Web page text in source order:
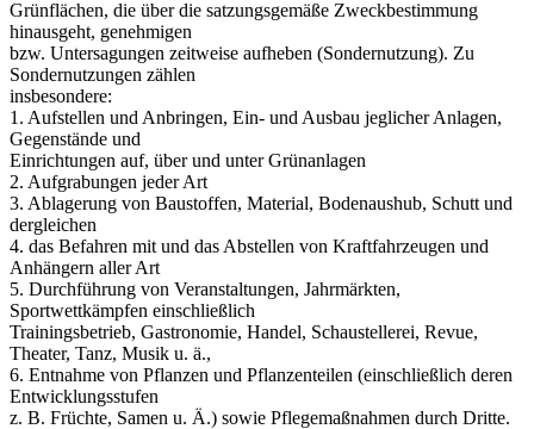
Grünflächen, die über die satzungsgemäße Zweckbestimmung
hinausgeht, genehmigen
bzw. Untersagungen zeitweise aufheben (Sondernutzung). Zu
Sondernutzungen zählen
insbesondere:
1. Aufstellen und Anbringen, Ein- und Ausbau jeglicher Anlagen,
Gegenstände und
Einrichtungen auf, über und unter Grünanlagen
2. Aufgrabungen jeder Art
3. Ablagerung von Baustoffen, Material, Bodenaushub, Schutt und
dergleichen
4. das Befahren mit und das Abstellen von Kraftfahrzeugen und
Anhängern aller Art
5. Durchführung von Veranstaltungen, Jahrmärkten,
Sportwettkämpfen einschließlich
Trainingsbetrieb, Gastronomie, Handel, Schaustellerei, Revue,
Theater, Tanz, Musik u. ä.,
6. Entnahme von Pflanzen und Pflanzenteilen (einschließlich deren
Entwicklungsstufen
z. B. Früchte, Samen u. Ä.) sowie Pflegemaßnahmen durch Dritte.